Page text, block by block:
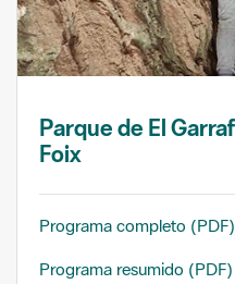
Parque de El
Foix
Programa completo (PDF)
Programa resumido (PDF)